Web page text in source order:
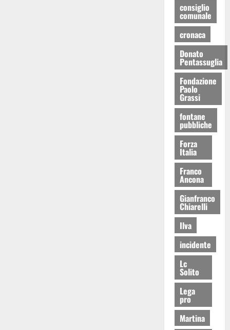
consiglio
comunale
cronaca
Donato
Pentassuglia
Fondazione
Paolo
Grassi
fontane
pubbliche
Forza
Italia
Franco
Ancona
Gianfranco
Chiarelli
Ilva
incidente
Lc
Solito
Lega
pro
Martina